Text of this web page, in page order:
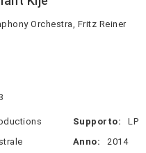
Orchestra, Fritz Reiner
Supporto:
LP
Anno: 2014